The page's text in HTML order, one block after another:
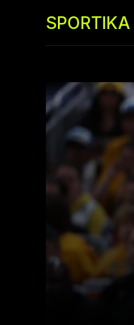
SPORTIKA